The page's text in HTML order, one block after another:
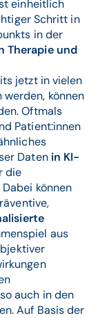
einheitlich
Schritt in
in der
Therapie und
jetzt in vielen
können
Oftmals
Patient:innen
Daten in KI-
die
können
aus
auch in den
Auf Basis der